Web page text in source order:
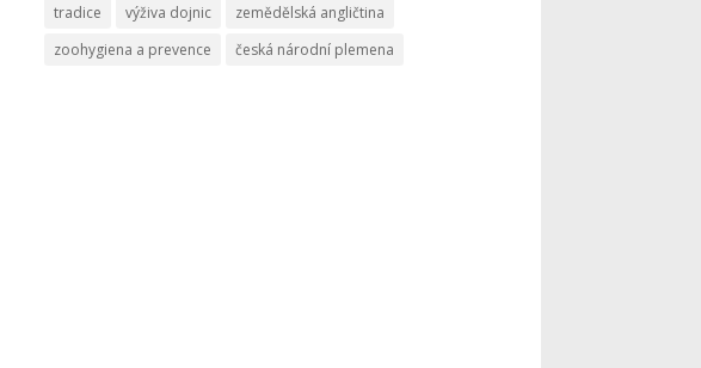
tradice
výživa dojnic
zemědělská angličtina
zoohygiena a prevence
česká národní plemena